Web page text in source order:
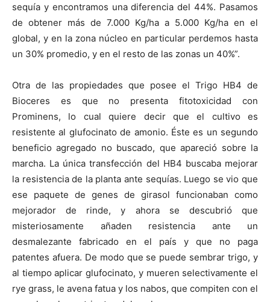
sequía y encontramos una diferencia del 44%. Pasamos
de obtener más de 7.000 Kg/ha a 5.000 Kg/ha en el
global, y en la zona núcleo en particular perdemos hasta
un 30% promedio, y en el resto de las zonas un 40%”.
Otra de las propiedades que posee el Trigo HB4 de
Bioceres es que no presenta fitotoxicidad con
Prominens, lo cual quiere decir que el cultivo es
resistente al glufocinato de amonio. Éste es un segundo
beneficio agregado no buscado, que apareció sobre la
marcha. La única transfección del HB4 buscaba mejorar
la resistencia de la planta ante sequías. Luego se vio que
ese paquete de genes de girasol funcionaban como
mejorador de rinde, y ahora se descubrió que
misteriosamente añaden resistencia ante un
desmalezante fabricado en el país y que no paga
patentes afuera. De modo que se puede sembrar trigo, y
al tiempo aplicar glufocinato, y mueren selectivamente el
rye grass, le avena fatua y los nabos, que compiten con el